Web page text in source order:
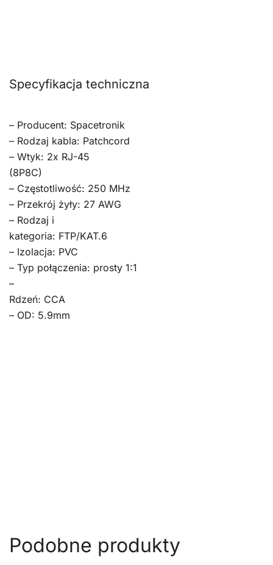
Specyfikacja techniczna
– Producent: Spacetronik
– Rodzaj kabla: Patchcord
– Wtyk: 2x RJ-45
(8P8C)
– Częstotliwość: 250 MHz
– Przekrój żyły: 27 AWG
– Rodzaj i
kategoria: FTP/KAT.6
– Izolacja: PVC
– Typ połączenia: prosty 1:1
–
Rdzeń: CCA
– OD: 5.9mm
Podobne produkty